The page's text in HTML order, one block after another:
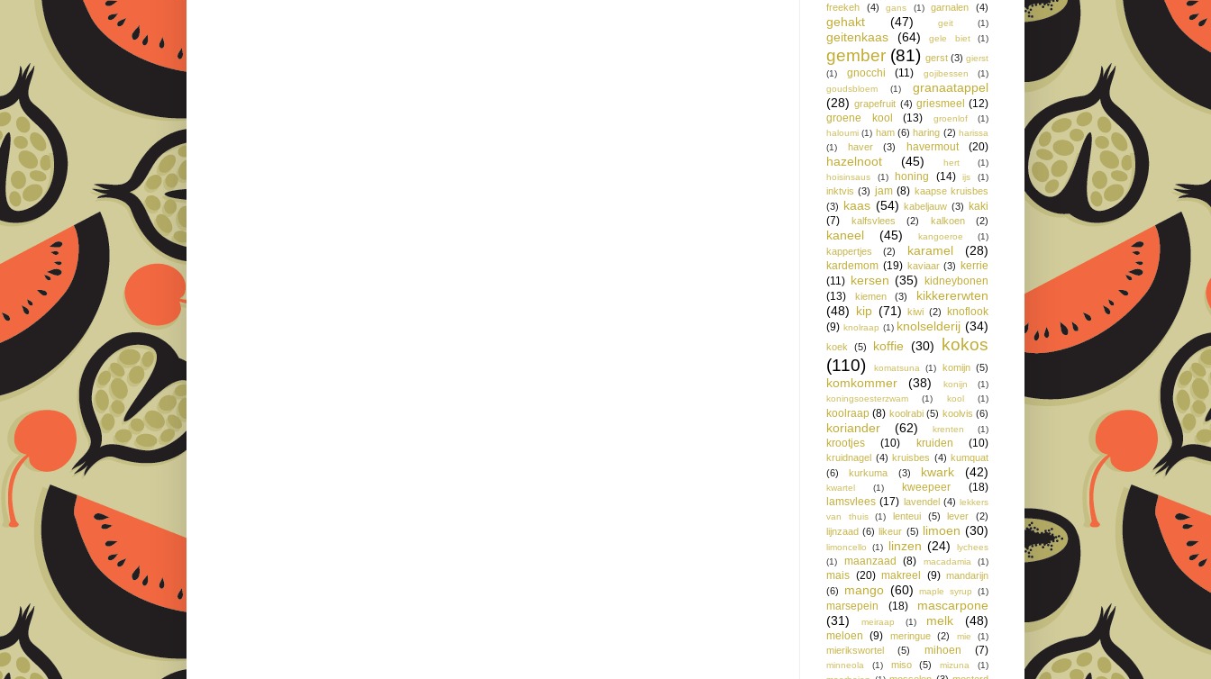
freekeh (4) gans (1) garnalen (4)
gehakt (47) geit (1)
geitenkaas (64) gele biet (1)
gember (81) gerst (3) gierst
(1)
gnocchi (11) gojibessen
(1)
goudsbloem
(1)
granaatappel
(28) grapefruit (4) griesmeel (12)
groene kool
(13) groenlof
(1)
haloumi (1) ham (6) haring (2) harissa
(1)
haver (3) havermout (20)
hazelnoot (45) hert
(1)
hoisinsaus
(1) honing (14) ijs (1)
inktvis (3) jam (8) kaapse kruisbes
(3) kaas (54) kabeljauw (3) kaki
(7)
kalfsvlees (2) kalkoen (2)
kaneel (45) kangoeroe (1)
kappertjes (2) karamel (28)
kardemom (19) kaviaar (3) kerrie
(11) kersen (35) kidneybonen
(13)
kiemen (3)
kikkererwten
(48) kip (71) kiwi (2) knoflook
(9) knolraap (1) knolselderij (34)
koek (5) koffie (30)
kokos
(110)
komatsuna (1) komijn (5)
komkommer (38) konijn
(1)
koningsoesterzwam
(1) kool (1)
koolraap (8) koolrabi (5) koolvis (6)
koriander (62) krenten (1)
krootjes (10) kruiden (10)
kruidnagel (4) kruisbes (4) kumquat
(6)
kurkuma (3) kwark (42)
kwartel (1) kweepeer
(18)
lamsvlees (17) lavendel (4) lekkers
van thuis
(1) lenteui (5) lever
(2)
lijnzaad (6) likeur (5) limoen (30)
limoncello (1) linzen (24)
lychees
(1)
maanzaad (8) macadamia (1)
mais (20) makreel (9) mandarijn
(6)
mango (60) maple syrup (1)
marsepein (18)
mascarpone
(31)
meiraap (1) melk (48)
meloen (9) meringue (2) mie (1)
mierikswortel (5) mihoen (7)
minneola (1) miso (5) mizuna
(1)